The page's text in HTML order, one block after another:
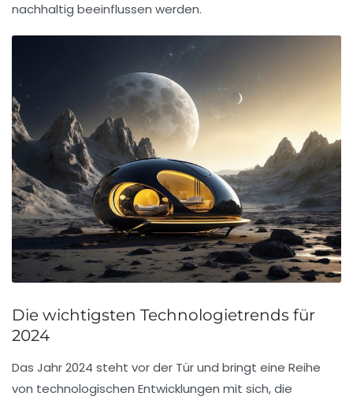
nachhaltig beeinflussen werden.
Die wichtigsten Technologietrends für
2024
Das Jahr 2024 steht vor der Tür und bringt eine Reihe
von technologischen Entwicklungen mit sich, die